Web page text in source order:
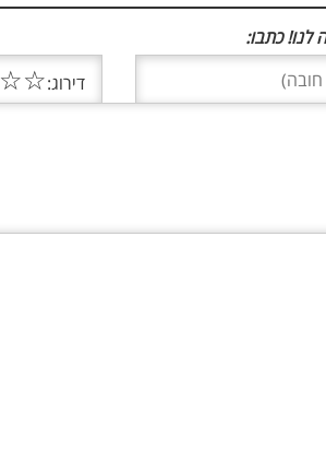
לנו! כתבו:
דירוג:☆
☆